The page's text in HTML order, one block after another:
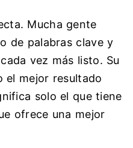
Mucha gente
de palabras clave y
vez más listo. Su
el mejor resultado
solo el que tiene
ofrece una mejor